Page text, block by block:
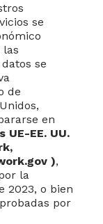
se
las
se
de
en
EE. UU.
),
la
2023, o bien
por